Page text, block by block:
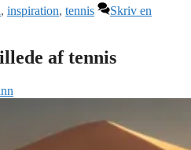
, inspiration, tennis
Skriv en
af tennis